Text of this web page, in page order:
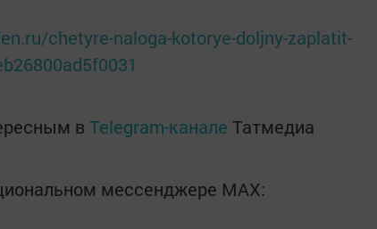
chetyre-naloga-kotorye-doljny-zaplatit-
в Telegram-канале Татмедиа
мессенджере MАХ: